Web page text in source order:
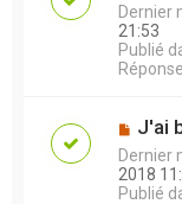
Dernier
21:53
Publié
J'ai
Dernier
2018
Publié